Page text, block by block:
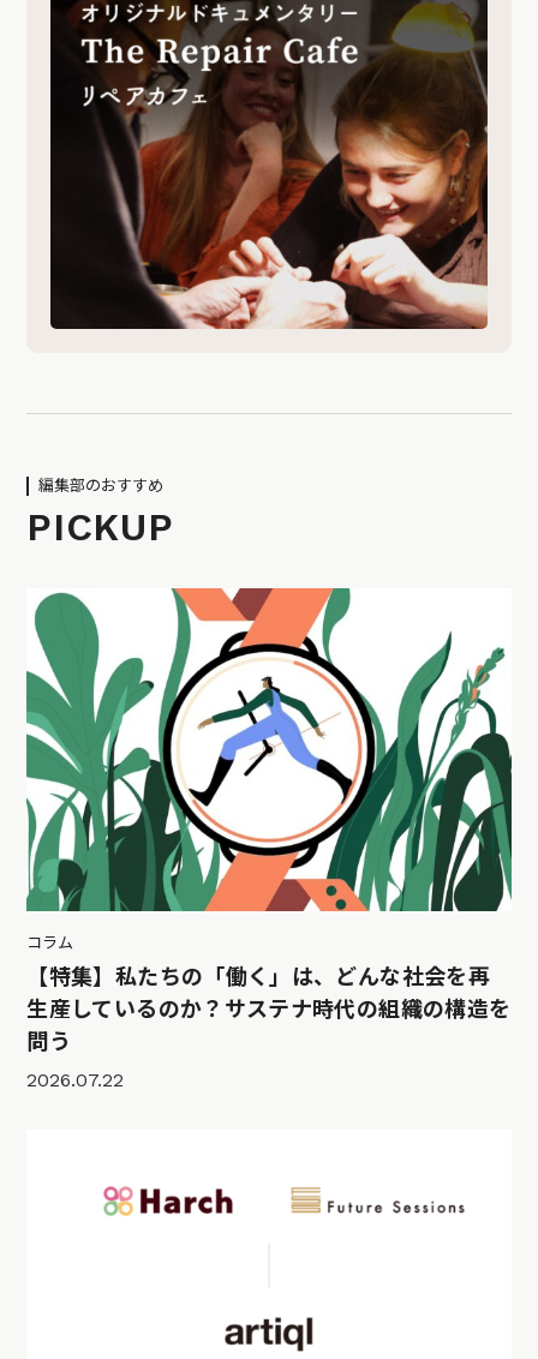
編集部のおすすめ
PICKUP
コラム
【特集】私たちの「働く」は、どんな社会を再
生産しているのか？サステナ時代の組織の構造を
問う
2026.07.22